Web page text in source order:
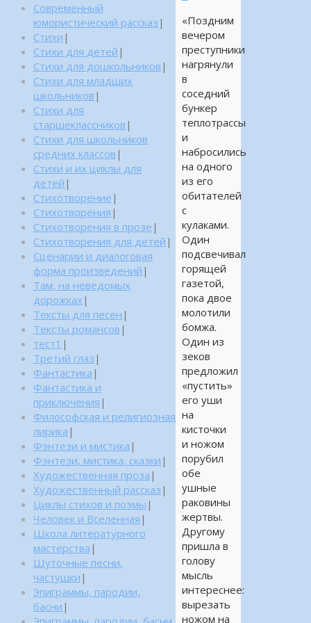
«Поздним
вечером
преступники
нагрянули
в
соседний
бункер
теплотрассы
и
набросились
на одного
из его
обитателей
с
кулаками.
Один
подсвечивал
горящей
газетой,
пока двое
молотили
бомжа.
Один из
зеков
предложил
«пустить»
его уши
на
кисточки
и ножом
порубил
обе
ушные
раковины
жертвы.
Другому
пришла в
голову
мысль
интереснее:
вырезать
ножом на
Современный
юмористический рассказ |
Стихи |
Стихи для детей |
Стихи для дошкольников |
Стихи для младших
школьников |
Стихи для
старшеклассников |
Стихи для школьников
средних классов |
Стихи и их циклы для
детей |
Стихотворение |
Стихотворения |
Стихотворения в прозе |
Стихотворения для детей |
Сценарии и диалоговая
форма произведений |
Там, на неведомых
дорожках |
Тексты для песен |
Тексты романсов |
тест1 |
Третий глаз |
Фантастика |
Фантастика и
приключения |
Философская и религиозная
лирика |
Фэнтези и мистика |
Фэнтези, мистика, сказки |
Художественная проза |
Художественный рассказ |
Циклы стихов и поэмы |
Человек и Вселенная |
Школа литературного
мастерства |
Шуточные песни,
частушки |
Эпиграммы, пародии,
басни |